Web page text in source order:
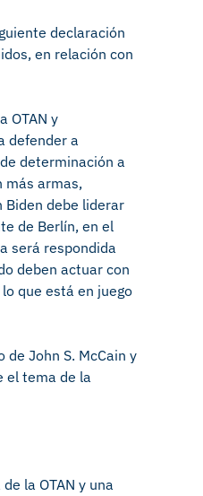
declaración
en relación con
OTAN y
defender a
determinación a
más armas,
Biden debe liderar
de Berlín, en el
será respondida
deben actuar con
que está en juego
John S. McCain y
el tema de la
la OTAN y una